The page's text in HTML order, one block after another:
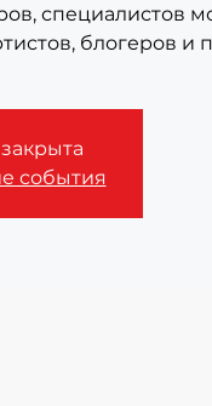
специалистов
блогеров и
события